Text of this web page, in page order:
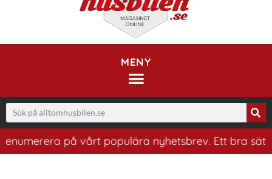
MENY
på vårt populära nyhetsbrev. Ett bra sätt